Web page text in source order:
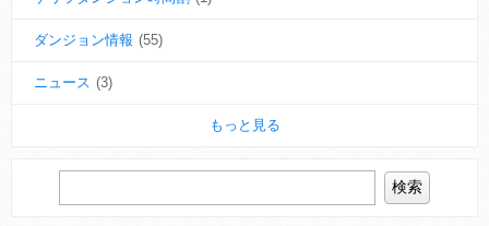
ダンジョン情報 (55)
ニュース (3)
もっと見る